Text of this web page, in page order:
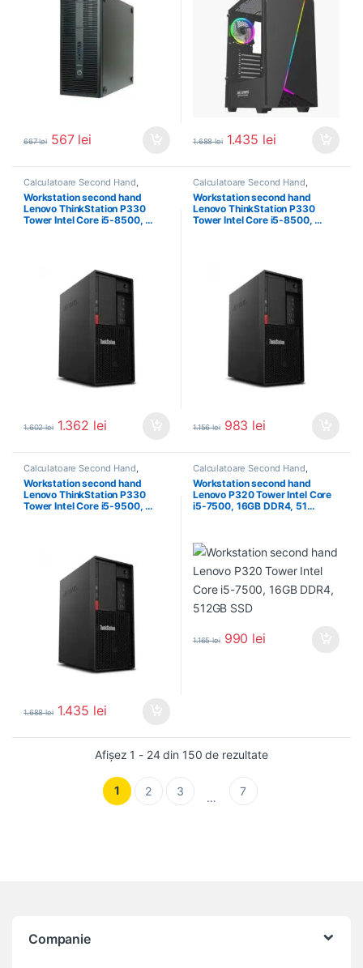
667lei 567 lei 1.688lei 1.435 lei
Calculatoare Second Hand,
Calculator Second Hand i5
Workstation Second Hand
Workstation second hand
Lenovo ThinkStation P330
Tower Intel Core i5-8500, …
1.602lei 1.362 lei
Calculatoare Second Hand,
Calculator Second Hand i5
Workstation Second Hand
Workstation second hand
Lenovo ThinkStation P330
Tower Intel Core i5-8500, …
1.156lei 983 lei
Calculatoare Second Hand
Calculator Second Hand i5 ,
Workstation Second Hand
Workstation second hand
Lenovo ThinkStation P330
Tower Intel Core i5-9500, …
1.688lei 1.435 lei
Calculatoare Second Hand
Calculator Second Hand i5 ,
Workstation Second Hand
Workstation second hand
Lenovo P320 Tower Intel Core
i5-7500, 16GB DDR4, 51…
1.165lei 990 lei
Afișez 1 - 24 din 150 de rezultateSortat după
1 2 3 … 7
Companie